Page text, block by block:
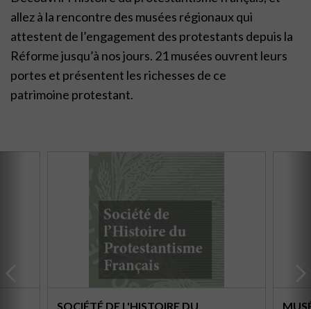
allez à la rencontre des musées régionaux qui
attestent de l’engagement des protestants depuis la
Réforme jusqu’à nos jours. 21 musées ouvrent leurs
portes et présentent les richesses de ce
patrimoine protestant.
SOCIÉTÉ DE L'HISTOIRE DU